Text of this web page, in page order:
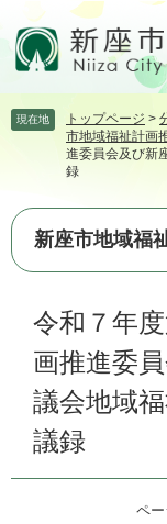
頭飛
本
へ
現在地 トップページ >
市地域福祉計画
進委員会及び新
録
新座市地域福
令和７年
画推進委
議会地域
議録
ペ